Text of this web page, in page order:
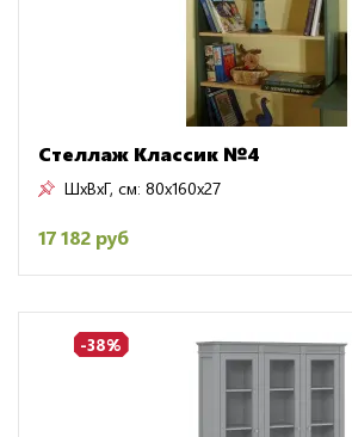
Стеллаж Классик №4
ШxВxГ, см: 80x160x27
17 182 руб
-38%